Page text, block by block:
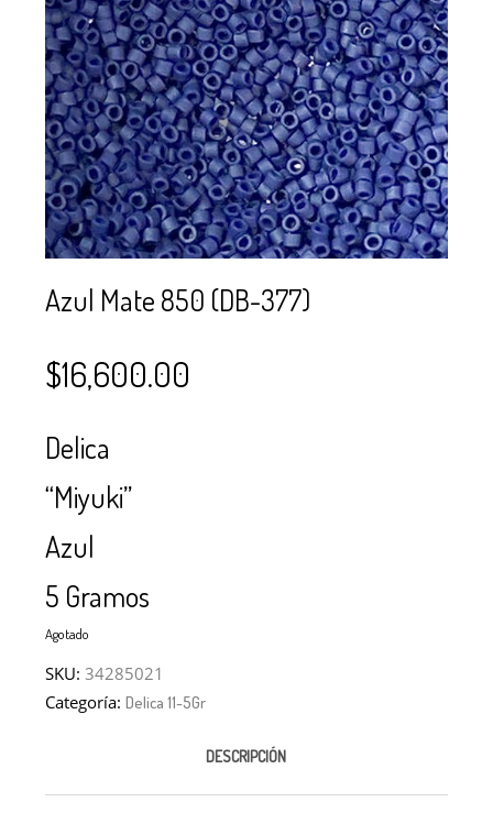
Azul Mate 850 (DB-377)
$16,600.00
Delica
“Miyuki”
Azul
5 Gramos
Agotado
SKU:34285021
Categoría:Delica 11-5Gr
DESCRIPCIÓN